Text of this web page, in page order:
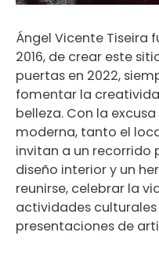
Ángel Vicente Tiseira
2016, de crear este
puertas en 2022,
fomentar la
belleza. Con la
moderna, tanto el
invitan a un recorrido
diseño interior y un
reunirse, celebrar la
actividades
presentaciones de